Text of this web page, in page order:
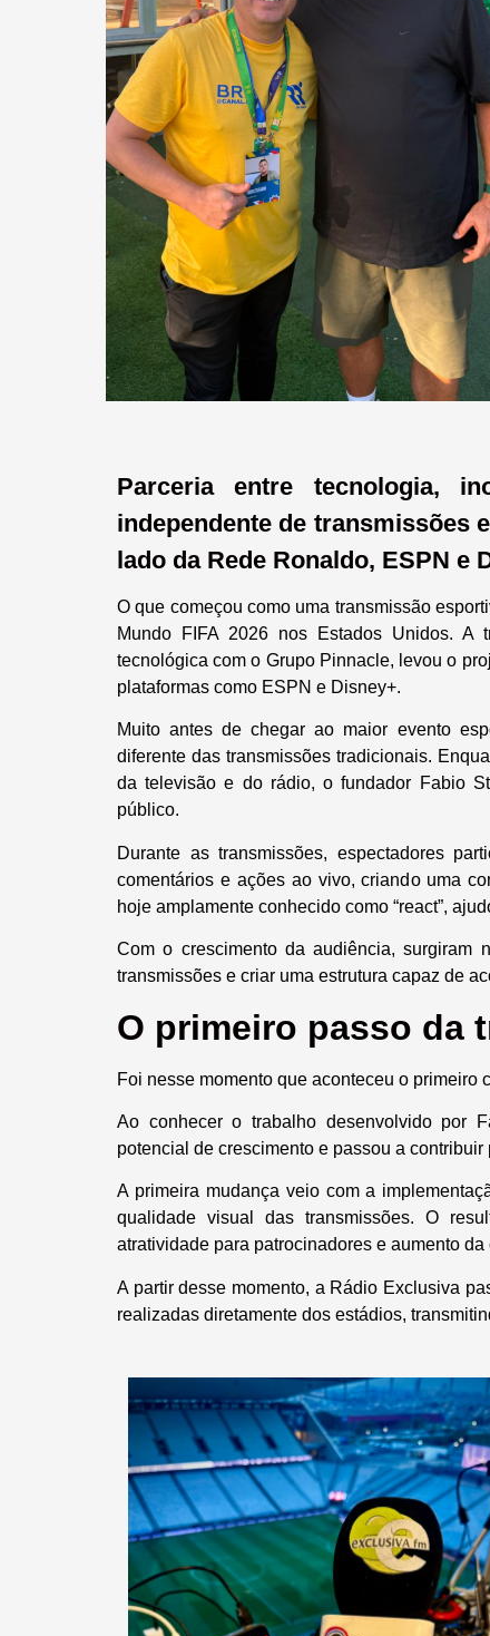
Parceria entre tecnologia,
independente de transmissões
lado da Rede Ronaldo, ESPN e
O que começou como uma transmissão
Mundo FIFA 2026 nos Estados Unidos. A
tecnológica com o Grupo Pinnacle, levou o
plataformas como ESPN e Disney+.
Muito antes de chegar ao maior evento
diferente das transmissões tradicionais.
da televisão e do rádio, o fundador Fabio
público.
Durante as transmissões, espectadores
comentários e ações ao vivo, criando uma
hoje amplamente conhecido como “react”,
Com o crescimento da audiência, surgiram
transmissões e criar uma estrutura capaz de
O primeiro passo da
Foi nesse momento que aconteceu o primeiro
Ao conhecer o trabalho desenvolvido por
potencial de crescimento e passou a
A primeira mudança veio com a
qualidade visual das transmissões. O
atratividade para patrocinadores e aumento
A partir desse momento, a Rádio Exclusiva
realizadas diretamente dos estádios,